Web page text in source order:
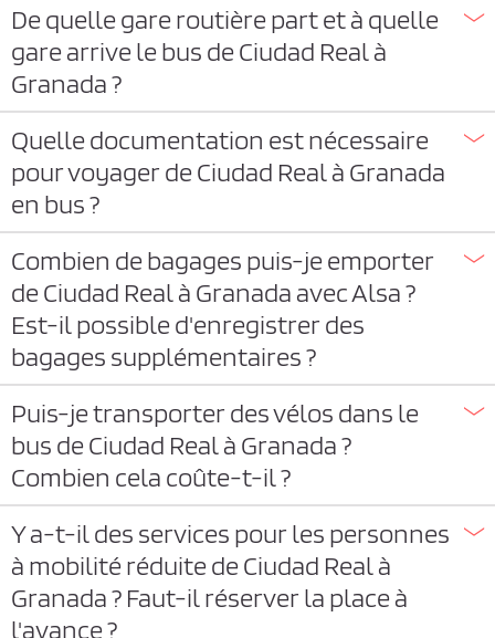
De quelle gare routière part et à quelle
gare arrive le bus de Ciudad Real à
Granada ?
Quelle documentation est nécessaire
pour voyager de Ciudad Real à Granada
en bus ?
Combien de bagages puis-je emporter
de Ciudad Real à Granada avec Alsa ?
Est-il possible d'enregistrer des
bagages supplémentaires ?
Puis-je transporter des vélos dans le
bus de Ciudad Real à Granada ?
Combien cela coûte-t-il ?
Y a-t-il des services pour les personnes
à mobilité réduite de Ciudad Real à
Granada ? Faut-il réserver la place à
l'avance ?